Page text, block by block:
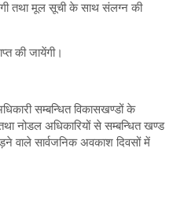
तथा मूल सूची के साथ संलग्न की
की जायेंगी।
सम्बन्धित विकासखण्डों के
नोडल अधिकारियों से सम्बन्धित खण्ड
वाले सार्वजनिक अवकाश दिवसों में